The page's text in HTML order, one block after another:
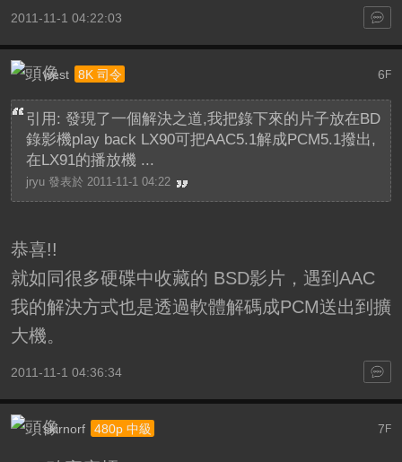
2011-11-1 04:22:03
6 F
west 8K 司令
引用: 發現了一個解決之道,我把錄下來的片子放在BD
錄影機play back LX90可把AAC5.1解成PCM5.1撥出,
在LX91的播放機 ...
jryu 發表於 2011-11-1 04:22
恭喜!!
就如同很多硬碟中收藏的 BSD影片，遇到AAC
我的解決方式也是透過軟體解碼成PCM送出到擴
大機。
2011-11-1 04:36:34
7 F
skirnorf 480p 中級